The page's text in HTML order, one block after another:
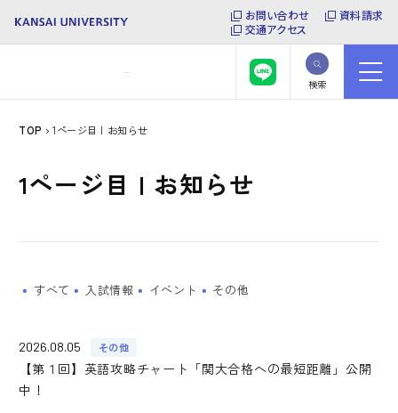
お問い合わせ
資料請求
交通アクセス
TOP 1ページ目 | お知らせ
1ページ目 | お知らせ
すべて 入試情報 イベント その他
2026.08.05 その他
【第１回】英語攻略チャート「関大合格への最短距離」公開
中！
検索